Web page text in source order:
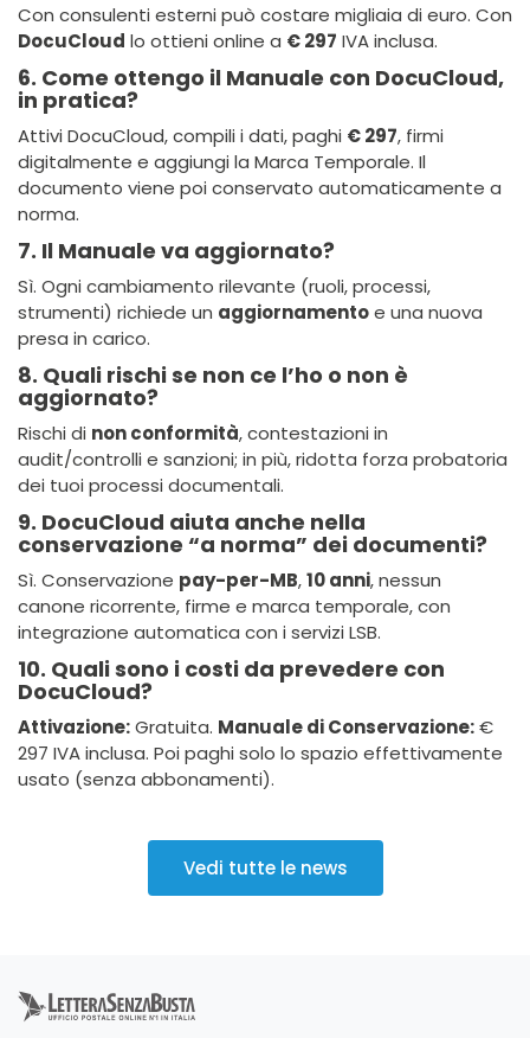
Con consulenti esterni può costare migliaia di euro. Con
DocuCloud lo ottieni online a € 297 IVA inclusa.
6. Come ottengo il Manuale con DocuCloud,
in pratica?
Attivi DocuCloud, compili i dati, paghi € 297, firmi
digitalmente e aggiungi la Marca Temporale. Il
documento viene poi conservato automaticamente a
norma.
7. Il Manuale va aggiornato?
Sì. Ogni cambiamento rilevante (ruoli, processi,
strumenti) richiede un aggiornamentoe una nuova
presa in carico.
8. Quali rischi se non ce l’ho o non è
aggiornato?
Rischi di non conformità, contestazioni in
audit/controlli e sanzioni; in più, ridotta forza probatoria
dei tuoi processi documentali.
9. DocuCloud aiuta anche nella
conservazione “a norma” dei documenti?
Sì. Conservazione pay-per-MB,10 anni, nessun
canone ricorrente, firme e marca temporale, con
integrazione automatica con i servizi LSB.
10. Quali sono i costi da prevedere con
DocuCloud?
Attivazione:Gratuita. Manuale di Conservazione:€
297 IVA inclusa. Poi paghi solo lo spazio effettivamente
usato (senza abbonamenti).
Vedi tutte le news